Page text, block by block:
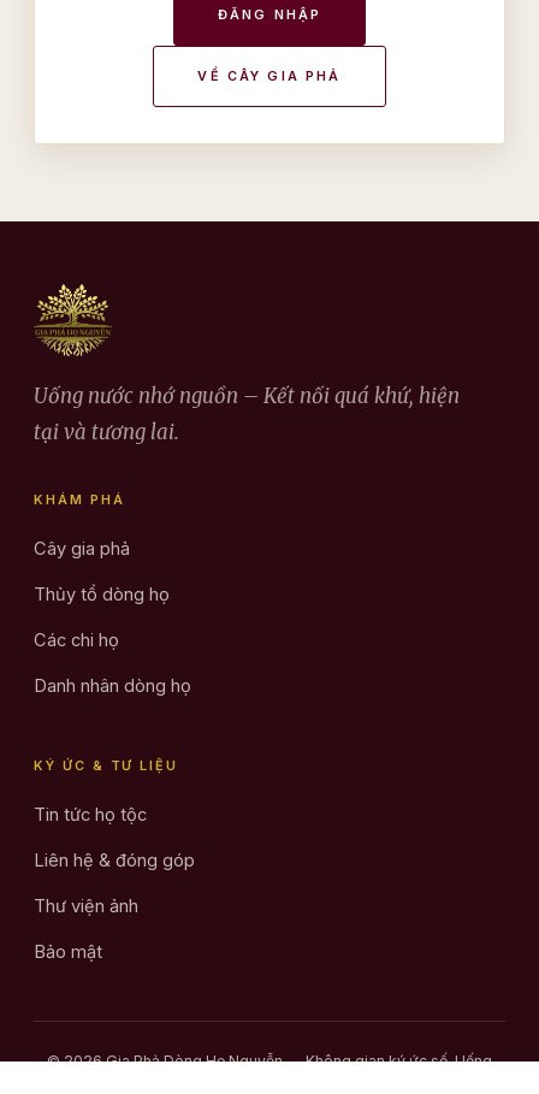
ĐĂNG NHẬP
VỀ CÂY GIA PHẢ
Uống nước nhớ nguồn – Kết nối quá khứ, hiện
tại và tương lai.
KHÁM PHÁ
Cây gia phả
Thủy tổ dòng họ
Các chi họ
Danh nhân dòng họ
KÝ ỨC & TƯ LIỆU
Tin tức họ tộc
Liên hệ & đóng góp
Thư viện ảnh
Bảo mật
© 2026 Gia Phả Dòng Họ Nguyễn — Không gian ký ức số. Uống